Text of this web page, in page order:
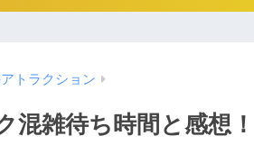
トラクション
混雑待ち時間と感想